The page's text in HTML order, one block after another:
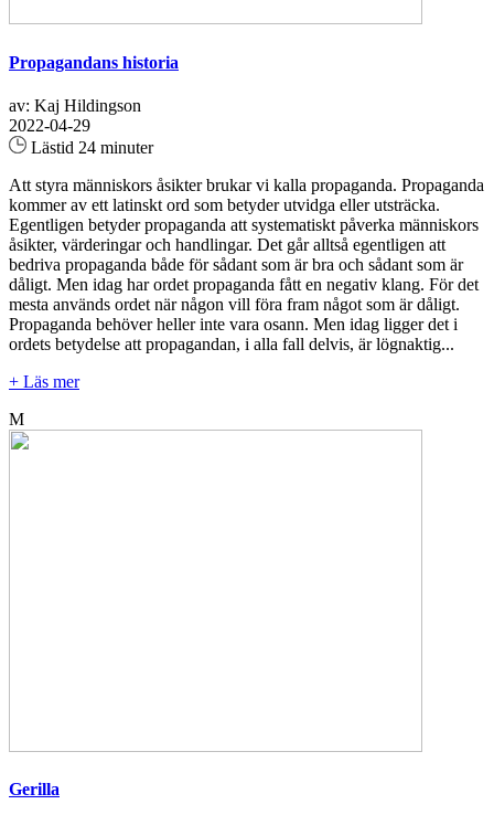
Propagandans historia
av: Kaj Hildingson
2022-04-29
Lästid 24 minuter
Att styra människors åsikter brukar vi kalla propaganda. Propaganda
kommer av ett latinskt ord som betyder utvidga eller utsträcka.
Egentligen betyder propaganda att systematiskt påverka människors
åsikter, värderingar och handlingar. Det går alltså egentligen att
bedriva propaganda både för sådant som är bra och sådant som är
dåligt. Men idag har ordet propaganda fått en negativ klang. För det
mesta används ordet när någon vill föra fram något som är dåligt.
Propaganda behöver heller inte vara osann. Men idag ligger det i
ordets betydelse att propagandan, i alla fall delvis, är lögnaktig...
+ Läs mer
M
Gerilla